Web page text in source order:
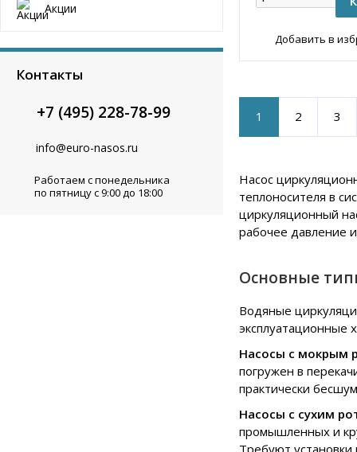
Акции
Контакты
+7 (495) 228-78-99
info@euro-nasos.ru
Работаем с понедельника
по пятницу с 9:00 до 18:00
Добавить в
1 2 3
Насос
теплоносителя в
циркуляционный
рабочее давление
Основные
Водяные
эксплуатационные
Насосы с мокрым
погружен в
практически
Насосы с сухим
промышленных и